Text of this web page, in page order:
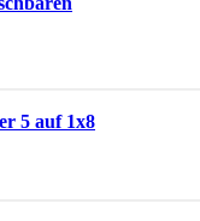
5 auf 1x8